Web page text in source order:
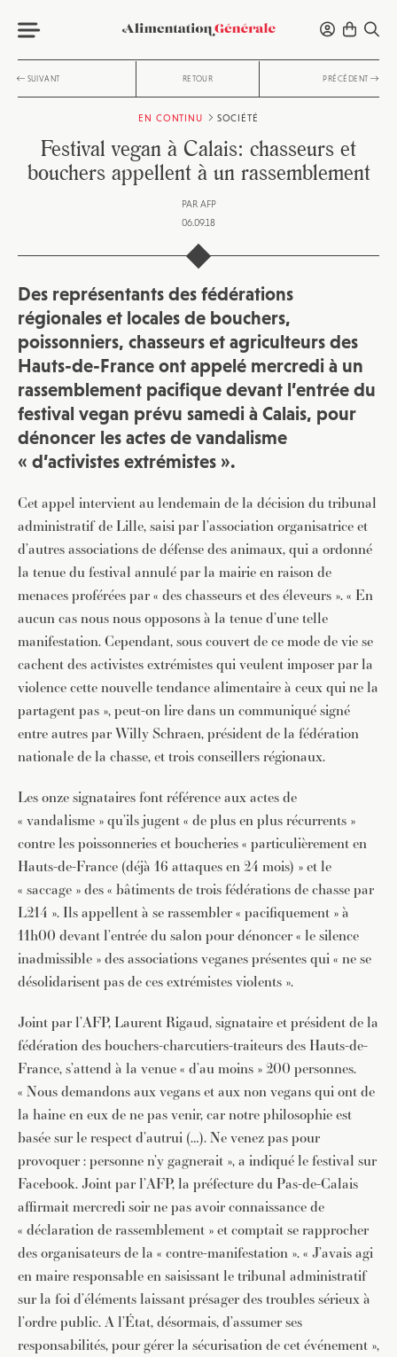
SUIVANT RETOUR PRÉCÉDENT
EN CONTINU SOCIÉTÉ
Festival vegan à Calais: chasseurs et
bouchers appellent à un rassemblement
PAR AFP
06.09.18
Des représentants des fédérations
régionales et locales de bouchers,
poissonniers, chasseurs et agriculteurs des
Hauts-de-France ont appelé mercredi à un
rassemblement pacifique devant l’entrée du
festival vegan prévu samedi à Calais, pour
dénoncer les actes de vandalisme
« d’activistes extrémistes ».
Cet appel intervient au lendemain de la décision du tribunal
administratif de Lille, saisi par l’association organisatrice et
d’autres associations de défense des animaux, qui a ordonné
la tenue du festival annulé par la mairie en raison de
menaces proférées par « des chasseurs et des éleveurs ». « En
aucun cas nous nous opposons à la tenue d’une telle
manifestation. Cependant, sous couvert de ce mode de vie se
cachent des activistes extrémistes qui veulent imposer par la
violence cette nouvelle tendance alimentaire à ceux qui ne la
partagent pas », peut-on lire dans un communiqué signé
entre autres par Willy Schraen, président de la fédération
nationale de la chasse, et trois conseillers régionaux.
Les onze signataires font référence aux actes de
« vandalisme » qu’ils jugent « de plus en plus récurrents »
contre les poissonneries et boucheries « particulièrement en
Hauts-de-France (déjà 16 attaques en 24 mois) » et le
« saccage » des « bâtiments de trois fédérations de chasse par
L214 ». Ils appellent à se rassembler « pacifiquement » à
11h00 devant l’entrée du salon pour dénoncer « le silence
inadmissible » des associations veganes présentes qui « ne se
désolidarisent pas de ces extrémistes violents ».
Joint par l’AFP, Laurent Rigaud, signataire et président de la
fédération des bouchers-charcutiers-traiteurs des Hauts-de-
France, s’attend à la venue « d’au moins » 200 personnes.
« Nous demandons aux vegans et aux non vegans qui ont de
la haine en eux de ne pas venir, car notre philosophie est
basée sur le respect d’autrui (…). Ne venez pas pour
provoquer : personne n’y gagnerait », a indiqué le festival sur
Facebook. Joint par l’AFP, la préfecture du Pas-de-Calais
affirmait mercredi soir ne pas avoir connaissance de
« déclaration de rassemblement » et comptait se rapprocher
des organisateurs de la « contre-manifestation ». « J’avais agi
en maire responsable en saisissant le tribunal administratif
sur la foi d’éléments laissant présager des troubles sérieux à
l’ordre public. A l’État, désormais, d’assumer ses
responsabilités, pour gérer la sécurisation de cet événement »,